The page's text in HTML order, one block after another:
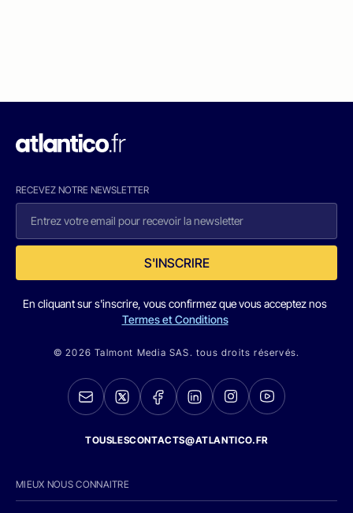
RECEVEZ NOTRE NEWSLETTER
S'INSCRIRE
En cliquant sur s'inscrire, vous confirmez que vous acceptez nos
Termes et Conditions
© 2026 Talmont Media SAS. tous droits réservés.
TOUSLESCONTACTS@ATLANTICO.FR
MIEUX NOUS CONNAITRE